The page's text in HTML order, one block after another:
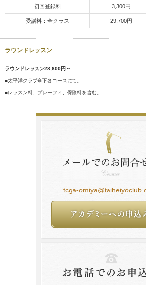
初回登録料 3,300円
受講料：全クラス 29,700円
ラウンドレッスン
ラウンドレッスン28,600円～
■太平洋クラブ傘下各コースにて。
■レッスン料、プレーフィ、保険料を含む。
tcga-